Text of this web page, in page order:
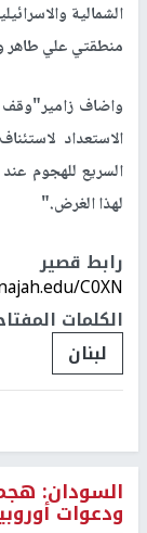
الشمالية
منطقتي علي طاهر
واضاف زامير"وقف
الاستعداد
السريع للهجوم
لهذا الغرض."
رابط قصير
C0XN/
الكلمات
لبنان
السودان:
ودعوات